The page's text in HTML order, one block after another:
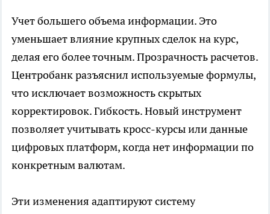
Учет большего объема информации. Это
уменьшает влияние крупных сделок на курс,
делая его более точным. Прозрачность расчетов.
Центробанк разъяснил используемые формулы,
что исключает возможность скрытых
корректировок. Гибкость. Новый инструмент
позволяет учитывать кросс-курсы или данные
цифровых платформ, когда нет информации по
конкретным валютам.
Эти изменения адаптируют систему